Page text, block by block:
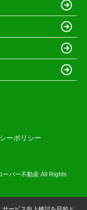
ーポリシー
ーバー不動産 All Rights